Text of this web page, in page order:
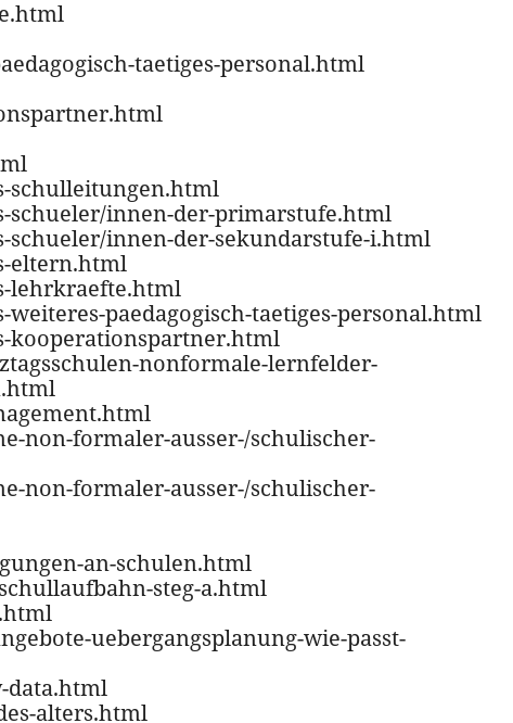
taetiges-personal.html
schulleitungen.html
innen-der-primarstufe.html
innen-der-sekundarstufe-i.html
eltern.html
lehrkraefte.html
paedagogisch-taetiges-personal.html
kooperationspartner.html
nonformale-lernfelder-
non-formaler-ausser-/schulischer-
non-formaler-ausser-/schulischer-
an-schulen.html
steg-a.html
uebergangsplanung-wie-passt-
data.html
alters.html